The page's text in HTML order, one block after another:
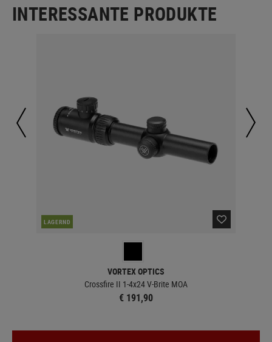
INTERESSANTE PRODUKTE
LAGERND
VORTEX OPTICS
Crossfire II 1-4x24 V-Brite MOA
€ 191,90